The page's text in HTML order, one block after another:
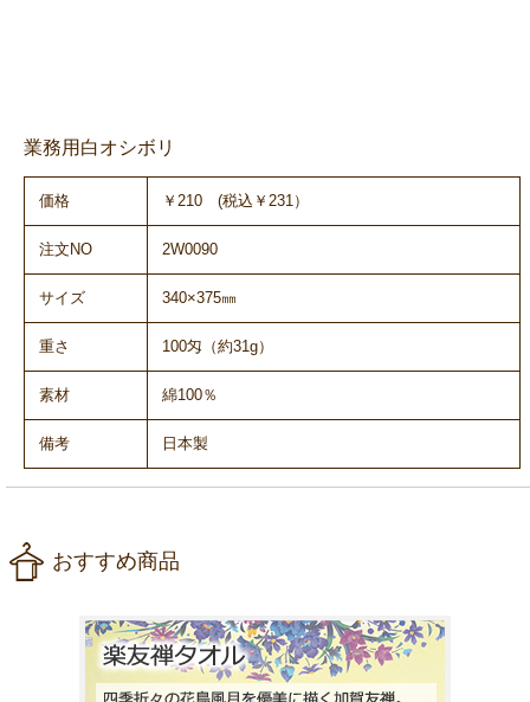
業務用白オシボリ
価格 ￥210 (税込￥231）
注文NO 2W0090
サイズ 340×375㎜
重さ 100匁（約31g）
素材 綿100％
備考 日本製
おすすめ商品